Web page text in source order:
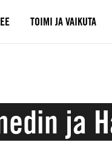
TOIMI JA VAIKUTA
ja